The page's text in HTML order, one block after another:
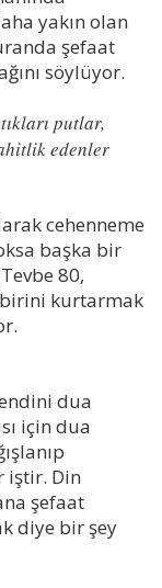
yakın olan
şefaat
söylüyor.
putlar,
edenler
cehenneme
başka bir
80,
kurtarmak
dua
için dua
iştir. Din
şefaat
diye bir şey